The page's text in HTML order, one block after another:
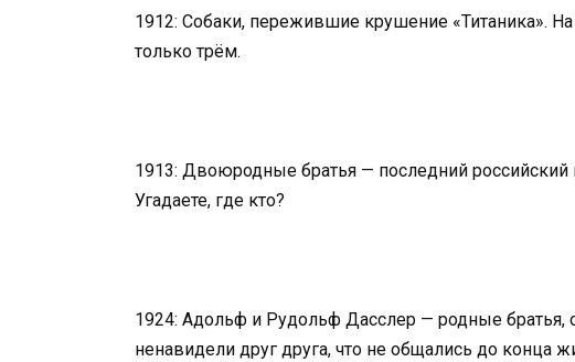
1912: Собаки, пережившие крушение «Титаника».
только трём.
1913: Двоюродные братья — последний российский
Угадаете, где кто?
1924: Адольф и Рудольф Дасслер — родные братья,
ненавидели друг друга, что не общались до конца